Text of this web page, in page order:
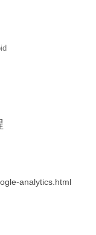
analytics.html